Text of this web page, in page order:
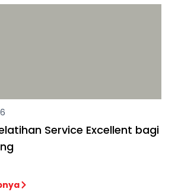
Service Excellent bagi